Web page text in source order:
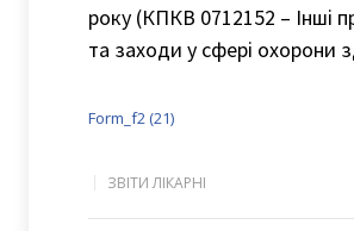
року (КПКВ 0712152 – Інші
та заходи у сфері охорони
Form_f2 (21)
ЗВІТИ ЛІКАРНІ